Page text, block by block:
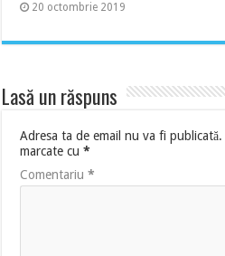
20 octombrie 2019
Lasă un răspuns
Adresa ta de email nu va fi publicată.
marcate cu*
Comentariu*